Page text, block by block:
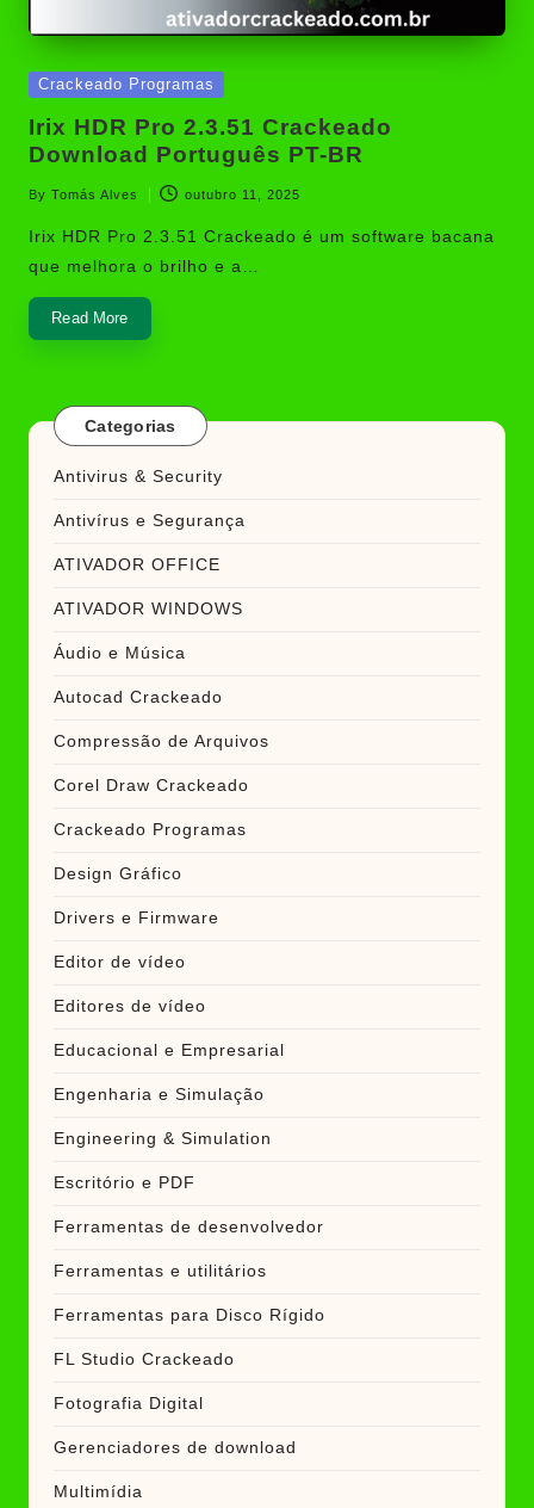
Posted
Crackeado Programas
Irix HDR Pro 2.3.51 Crackeado
Download Português PT-BR
Posted
by
By Tomás Alves outubro 11, 2025
Irix HDR Pro 2.3.51 Crackeado é um software bacana
que melhora o brilho e a…
Read More
Categorias
Antivirus & Security
Antivírus e Segurança
ATIVADOR OFFICE
ATIVADOR WINDOWS
Áudio e Música
Autocad Crackeado
Compressão de Arquivos
Corel Draw Crackeado
Crackeado Programas
Design Gráfico
Drivers e Firmware
Editor de vídeo
Editores de vídeo
Educacional e Empresarial
Engenharia e Simulação
Engineering & Simulation
Escritório e PDF
Ferramentas de desenvolvedor
Ferramentas e utilitários
Ferramentas para Disco Rígido
FL Studio Crackeado
Fotografia Digital
Gerenciadores de download
Multimídia